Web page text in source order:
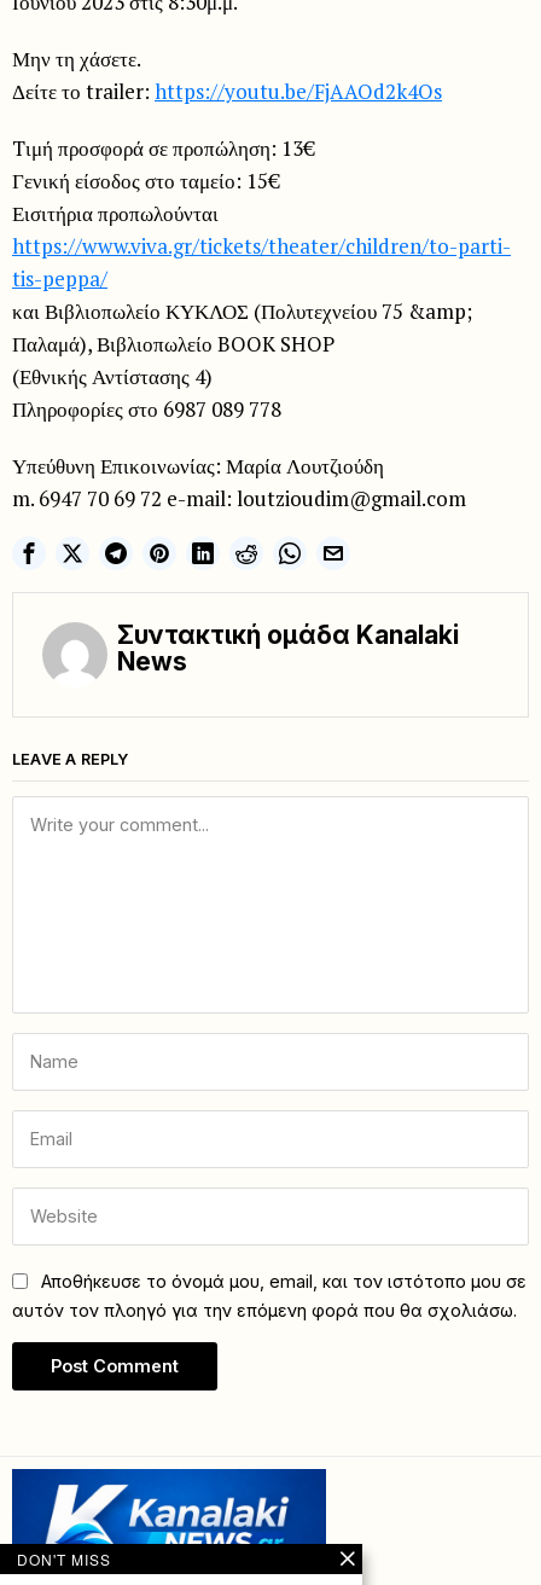
Μην τη χάσετε.
Δείτε το trailer: https://youtu.be/FjAAOd2k4Os
Tιμή προσφορά σε προπώληση: 13€
Γενική είσοδος στο ταμείο: 15€
Εισιτήρια προπωλούνται
https://www.viva.gr/tickets/theater/children/to-parti-
tis-peppa/
και Βιβλιοπωλείο ΚΥΚΛΟΣ (Πολυτεχνείου 75 &amp;
Παλαμά), Βιβλιοπωλείο BOOK SHOP
(Εθνικής Αντίστασης 4)
Πληροφορίες στο 6987 089 778
Υπεύθυνη Επικοινωνίας: Μαρία Λουτζιούδη
m. 6947 70 69 72 e-mail: loutzioudim@gmail.com
Συντακτική ομάδα Kanalaki
News
LEAVE A REPLY
Αποθήκευσε το όνομά μου, email, και τον ιστότοπο μου σε
αυτόν τον πλοηγό για την επόμενη φορά που θα σχολιάσω.
DON'T MISS